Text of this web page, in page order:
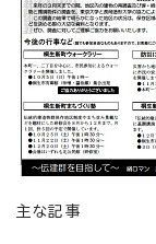
主な記事